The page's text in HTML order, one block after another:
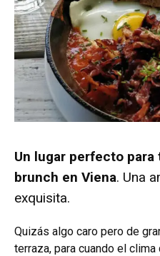
Un lugar perfecto
brunch en Viena. Una
exquisita.
Quizás algo caro pero de
terraza, para cuando el